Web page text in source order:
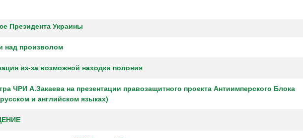
Президента Украины
над произволом
из-за возможной находки полония
ЧРИ А.Закаева на презентации правозащитного проекта Антиимперского Блока
и английском языках)